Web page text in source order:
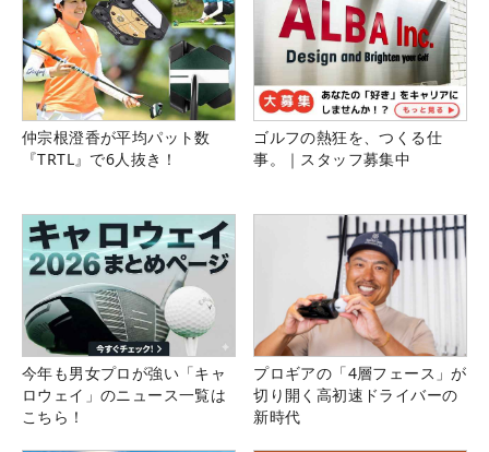
仲宗根澄香が平均パット数
『TRTL』で6人抜き！
ゴルフの熱狂を、つくる仕
事。｜スタッフ募集中
今年も男女プロが強い「キャ
ロウェイ」のニュース一覧は
こちら！
プロギアの「4層フェース」が
切り開く高初速ドライバーの
新時代